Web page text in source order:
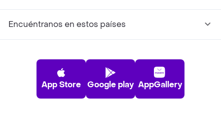
Encuéntranos en estos países
App Store Google play AppGallery